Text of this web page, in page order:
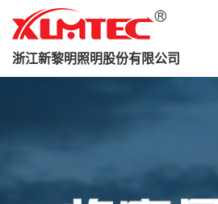
浙江新黎明照明股份有限公司